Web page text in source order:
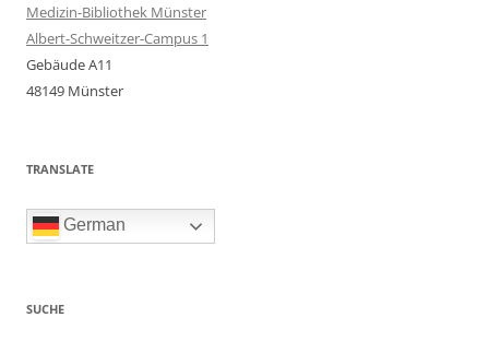
Medizin-Bibliothek Münster
Albert-Schweitzer-Campus 1
Gebäude A11
48149 Münster
TRANSLATE
German
SUCHE